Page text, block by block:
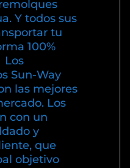
Y todos sus
tu
100%
Los
Sun-Way
las mejores
Los
con un
y
que
objetivo